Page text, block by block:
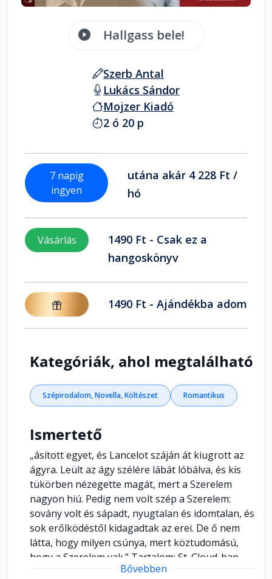
Hallgass bele!
Szerb Antal
Lukács Sándor
Mojzer Kiadó
2 ó 20 p
7 napig
ingyen
utána akár 4 228 Ft /
hó
Vásárlás
1490 Ft - Csak ez a
hangoskönyv
1490 Ft - Ajándékba adom
Kategóriák, ahol megtalálható
Szépirodalom, Novella, Költészet Romantikus
Ismertető
„ásított egyet, és Lancelot száján át kiugrott az
ágyra. Leült az ágy szélére lábát lóbálva, és kis
tükörben nézegette magát, mert a Szerelem
nagyon hiú. Pedig nem volt szép a Szerelem:
sovány volt és sápadt, nyugtalan és idomtalan, és
sok erőlködéstől kidagadtak az erei. De ő nem
látta, hogy milyen csúnya, mert köztudomású,
hogy a Szerelem vak.” Tartalom: St. Cloud-ban,
egy kerti ünnepélyen... Madelon, az eb
Bővebben